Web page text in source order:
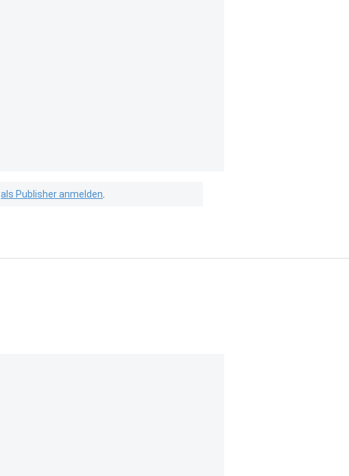
als Publisher anmelden